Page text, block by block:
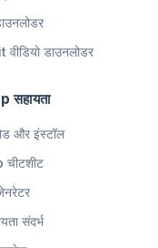
डाउनलोडर
सहायता
और इंस्टॉल
संदर्भ